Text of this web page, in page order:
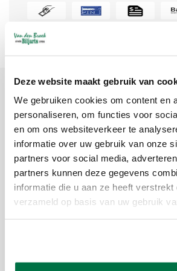
Deze website maakt gebruik van
We gebruiken cookies om content en
personaliseren, om functies voor
en om ons websiteverkeer te
informatie over uw gebruik van onze
partners voor social media,
partners kunnen deze gegevens
informatie die u aan ze heeft verstrekt
verzameld op basis van uw gebruik
Productomschrijving
Merk:CORNILLEAU
Artikelcode:7068.122
Beschikbaarheid:Op voorraad
Levertijd:1 tot 5 werkdagen
Set van 72 witte trainingsballetjes in de